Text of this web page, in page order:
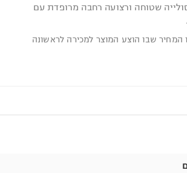
שטוחה ורצועה רחבה מרופדת עם
המחיר שבו הוצע המוצר למכירה לראשונה